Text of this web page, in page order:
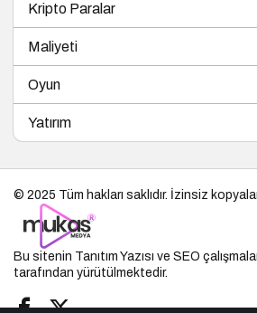
Kripto Paralar
Maliyeti
Oyun
Yatırım
© 2025 Tüm hakları saklıdır. İzinsiz
Bu sitenin Tanıtım Yazısı ve SEO
tarafından yürütülmektedir.